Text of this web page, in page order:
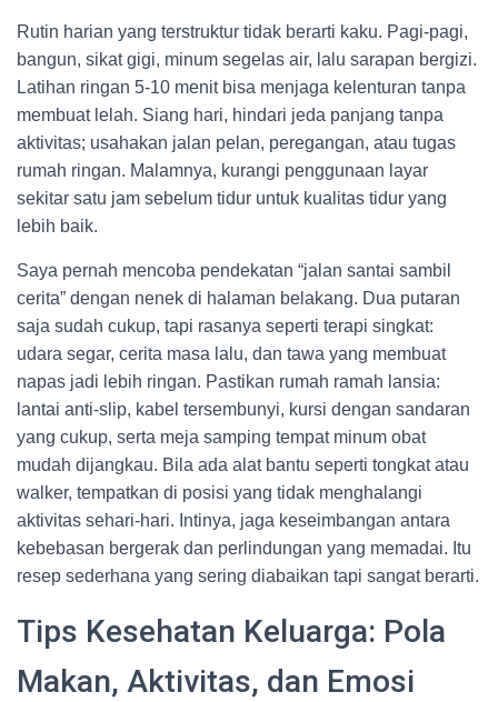
Rutin harian yang terstruktur tidak berarti kaku. Pagi-pagi,
bangun, sikat gigi, minum segelas air, lalu sarapan bergizi.
Latihan ringan 5-10 menit bisa menjaga kelenturan tanpa
membuat lelah. Siang hari, hindari jeda panjang tanpa
aktivitas; usahakan jalan pelan, peregangan, atau tugas
rumah ringan. Malamnya, kurangi penggunaan layar
sekitar satu jam sebelum tidur untuk kualitas tidur yang
lebih baik.
Saya pernah mencoba pendekatan “jalan santai sambil
cerita” dengan nenek di halaman belakang. Dua putaran
saja sudah cukup, tapi rasanya seperti terapi singkat:
udara segar, cerita masa lalu, dan tawa yang membuat
napas jadi lebih ringan. Pastikan rumah ramah lansia:
lantai anti-slip, kabel tersembunyi, kursi dengan sandaran
yang cukup, serta meja samping tempat minum obat
mudah dijangkau. Bila ada alat bantu seperti tongkat atau
walker, tempatkan di posisi yang tidak menghalangi
aktivitas sehari-hari. Intinya, jaga keseimbangan antara
kebebasan bergerak dan perlindungan yang memadai. Itu
resep sederhana yang sering diabaikan tapi sangat berarti.
Tips Kesehatan Keluarga: Pola
Makan, Aktivitas, dan Emosi